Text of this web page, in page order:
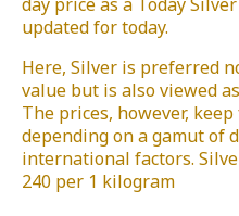
day price as a Today
updated for today.
Here, Silver is preferred
value but is also viewed
The prices, however,
depending on a gamut of
international factors. Silver
240 per 1 kilogram